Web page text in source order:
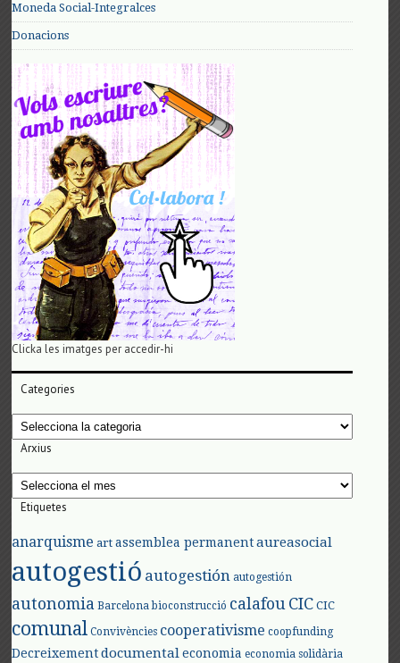
Moneda Social-Integralces
Donacions
Clicka les imatges per accedir-hi
Categories
Categories
Arxius
Arxius
Etiquetes
anarquisme art assemblea permanent aureasocial
autogestió autogestión autogestión
autonomia Barcelona bioconstrucció calafouCIC CIC
comunal Convivències cooperativisme coopfunding
Decreixement documental economia economia solidària